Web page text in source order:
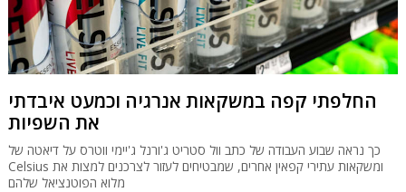
החלפתי קפה במשקאות אנרגיה וכמעט איבדתי
את השפיות
כך נראה שבוע העבודה של כתב וול סטריט ג'ורנל ג'יימי ווטרס על דיאטה של
Celsius ומשקאות עתירי קפאין אחרים, שמבטיחים לעזור לצרכנים למצות את
מלוא הפוטנציאל שלהם